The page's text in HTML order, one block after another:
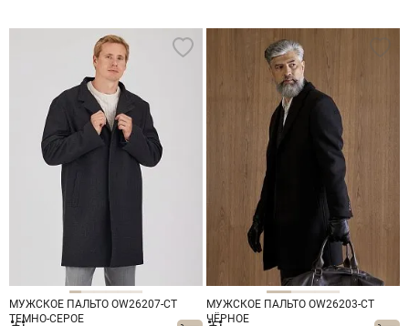
МУЖСКОЕ ПАЛЬТО OW26207-CT
ТЕМНО-СЕРОЕ
МУЖСКОЕ ПАЛЬТО OW26203-CT
ЧЁРНОЕ